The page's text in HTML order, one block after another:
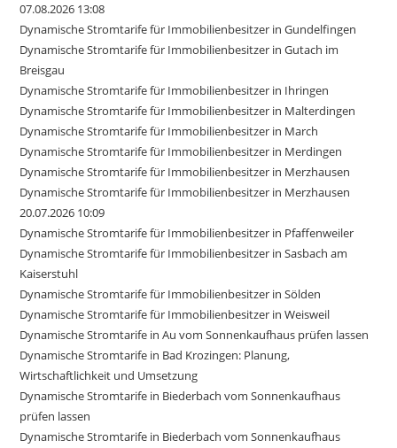
07.08.2026 13:08
Dynamische Stromtarife für Immobilienbesitzer in Gundelfingen
Dynamische Stromtarife für Immobilienbesitzer in Gutach im
Breisgau
Dynamische Stromtarife für Immobilienbesitzer in Ihringen
Dynamische Stromtarife für Immobilienbesitzer in Malterdingen
Dynamische Stromtarife für Immobilienbesitzer in March
Dynamische Stromtarife für Immobilienbesitzer in Merdingen
Dynamische Stromtarife für Immobilienbesitzer in Merzhausen
Dynamische Stromtarife für Immobilienbesitzer in Merzhausen
20.07.2026 10:09
Dynamische Stromtarife für Immobilienbesitzer in Pfaffenweiler
Dynamische Stromtarife für Immobilienbesitzer in Sasbach am
Kaiserstuhl
Dynamische Stromtarife für Immobilienbesitzer in Sölden
Dynamische Stromtarife für Immobilienbesitzer in Weisweil
Dynamische Stromtarife in Au vom Sonnenkaufhaus prüfen lassen
Dynamische Stromtarife in Bad Krozingen: Planung,
Wirtschaftlichkeit und Umsetzung
Dynamische Stromtarife in Biederbach vom Sonnenkaufhaus
prüfen lassen
Dynamische Stromtarife in Biederbach vom Sonnenkaufhaus